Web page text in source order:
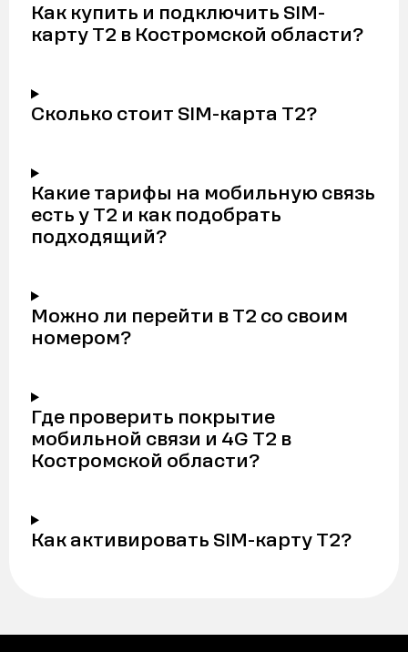
Как купить и подключить SIM-
карту Т2 в Костромской области?
Сколько стоит SIM-карта Т2?
Какие тарифы на мобильную связь
есть у Т2 и как подобрать
подходящий?
Можно ли перейти в Т2 со своим
номером?
Где проверить покрытие
мобильной связи и 4G Т2 в
Костромской области?
Как активировать SIM-карту Т2?